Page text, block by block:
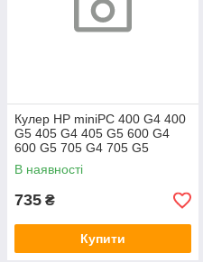
Кулер HP miniPC 400 G4 400
G5 405 G4 405 G5 600 G4
600 G5 705 G4 705 G5
(L19561-001)
В наявності
735 ₴
Купити